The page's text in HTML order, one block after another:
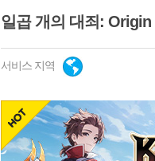
일곱 개의 대죄: Origin
서비스 지역